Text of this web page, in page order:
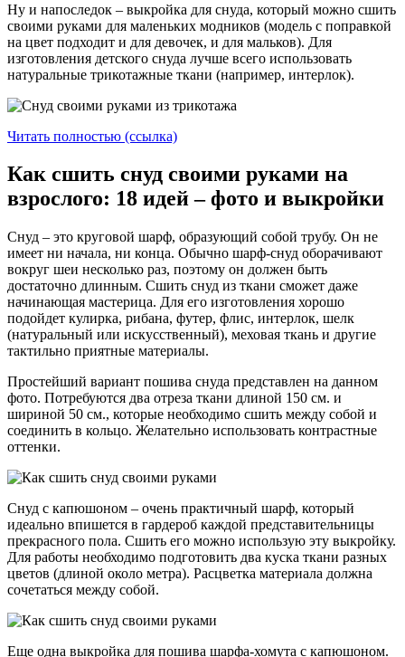
Ну и напоследок – выкройка для снуда, который можно сшить
своими руками для маленьких модников (модель с поправкой
на цвет подходит и для девочек, и для мальков). Для
изготовления детского снуда лучше всего использовать
натуральные трикотажные ткани (например, интерлок).
Читать полностью (ссылка)
Как сшить снуд своими руками на
взрослого: 18 идей – фото и выкройки
Снуд – это круговой шарф, образующий собой трубу. Он не
имеет ни начала, ни конца. Обычно шарф-снуд оборачивают
вокруг шеи несколько раз, поэтому он должен быть
достаточно длинным. Сшить снуд из ткани сможет даже
начинающая мастерица. Для его изготовления хорошо
подойдет кулирка, рибана, футер, флис, интерлок, шелк
(натуральный или искусственный), меховая ткань и другие
тактильно приятные материалы.
Простейший вариант пошива снуда представлен на данном
фото. Потребуются два отреза ткани длиной 150 см. и
шириной 50 см., которые необходимо сшить между собой и
соединить в кольцо. Желательно использовать контрастные
оттенки.
Снуд с капюшоном – очень практичный шарф, который
идеально впишется в гардероб каждой представительницы
прекрасного пола. Сшить его можно использую эту выкройку.
Для работы необходимо подготовить два куска ткани разных
цветов (длиной около метра). Расцветка материала должна
сочетаться между собой.
Еще одна выкройка для пошива шарфа-хомута с капюшоном.